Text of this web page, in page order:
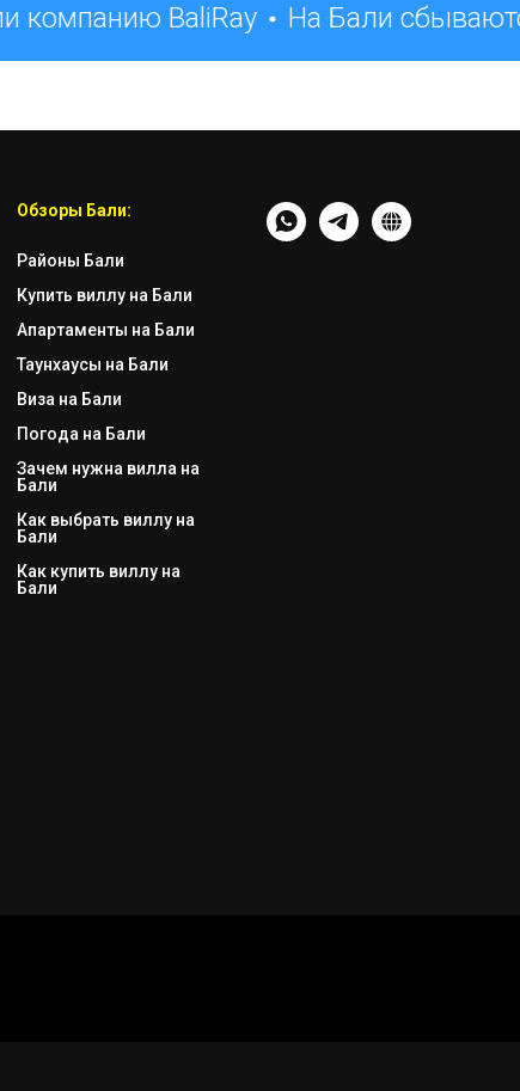
компанию BaliRay На Бали
Обзоры Бали:
Районы Бали
Купить виллу на Бали
Апартаменты на Бали
Таунхаусы на Бали
Виза на Бали
Погода на Бали
Зачем нужна вилла на
Бали
Как выбрать виллу на
Бали
Как купить виллу на
Бали